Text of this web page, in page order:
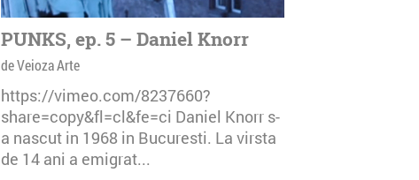
PUNKS, ep. 5 – Daniel Knorr
de Veioza Arte
https://vimeo.com/8237660?
share=copy&fl=cl&fe=ci Daniel Knorr s-
a nascut in 1968 in Bucuresti. La virsta
de 14 ani a emigrat...